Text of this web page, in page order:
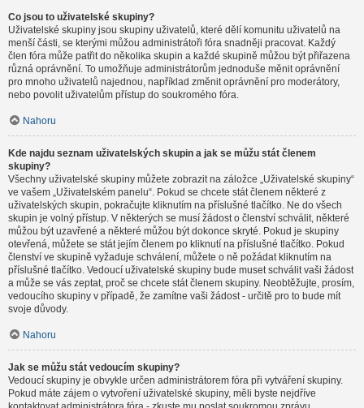
Co jsou to uživatelské skupiny?
Uživatelské skupiny jsou skupiny uživatelů, které dělí komunitu uživatelů na
menší části, se kterými můžou administrátoři fóra snadněji pracovat. Každý
člen fóra může patřit do několika skupin a každé skupině můžou být přiřazena
různá oprávnění. To umožňuje administrátorům jednoduše měnit oprávnění
pro mnoho uživatelů najednou, například změnit oprávnění pro moderátory,
nebo povolit uživatelům přístup do soukromého fóra.
Nahoru
Kde najdu seznam uživatelských skupin a jak se můžu stát členem
skupiny?
Všechny uživatelské skupiny můžete zobrazit na záložce „Uživatelské skupiny“
ve vašem „Uživatelském panelu“. Pokud se chcete stát členem některé z
uživatelských skupin, pokračujte kliknutím na příslušné tlačítko. Ne do všech
skupin je volný přístup. V některých se musí žádost o členství schválit, některé
můžou být uzavřené a některé můžou být dokonce skryté. Pokud je skupiny
otevřená, můžete se stát jejím členem po kliknutí na příslušné tlačítko. Pokud
členství ve skupině vyžaduje schválení, můžete o ně požádat kliknutím na
příslušné tlačítko. Vedoucí uživatelské skupiny bude muset schválit vaši žádost
a může se vás zeptat, proč se chcete stát členem skupiny. Neobtěžujte, prosím,
vedoucího skupiny v případě, že zamítne vaši žádost - určitě pro to bude mít
svoje důvody.
Nahoru
Jak se můžu stát vedoucím skupiny?
Vedoucí skupiny je obvykle určen administrátorem fóra při vytváření skupiny.
Pokud máte zájem o vytvoření uživatelské skupiny, měli byste nejdříve